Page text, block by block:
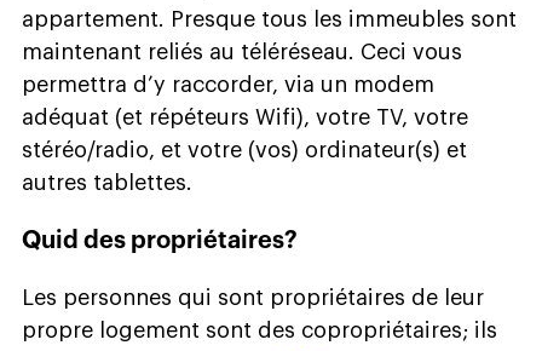
appartement. Presque tous les immeubles sont
maintenant reliés au téléréseau. Ceci vous
permettra d’y raccorder, via un modem
adéquat (et répéteurs Wifi), votre TV, votre
stéréo/radio, et votre (vos) ordinateur(s) et
autres tablettes.
Quid des propriétaires?
Les personnes qui sont propriétaires de leur
propre logement sont des copropriétaires; ils